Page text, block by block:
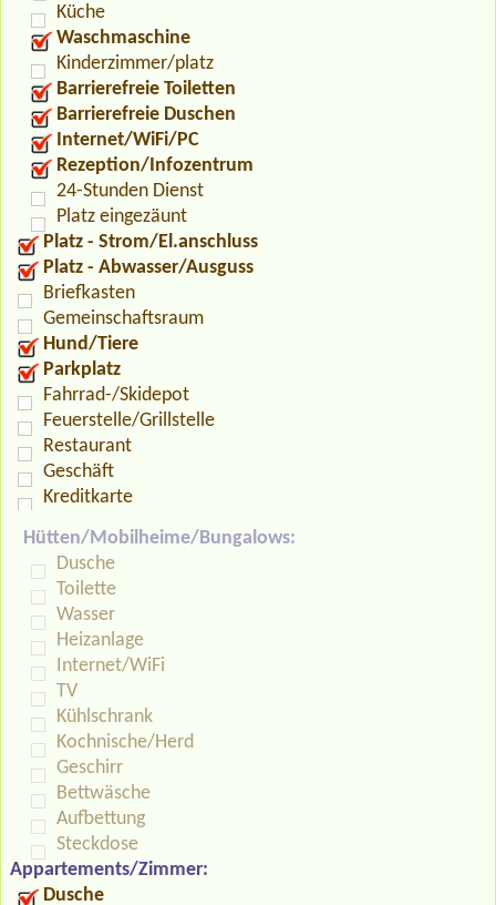
Küche
Waschmaschine
Kinderzimmer/platz
Barrierefreie Toiletten
Barrierefreie Duschen
Internet/WiFi/PC
Rezeption/Infozentrum
24-Stunden Dienst
Platz eingezäunt
Platz - Strom/El.anschluss
Platz - Abwasser/Ausguss
Briefkasten
Gemeinschaftsraum
Hund/Tiere
Parkplatz
Fahrrad-/Skidepot
Feuerstelle/Grillstelle
Restaurant
Geschäft
Kreditkarte
Hütten/Mobilheime/Bungalows:
Dusche
Toilette
Wasser
Heizanlage
Internet/WiFi
TV
Kühlschrank
Kochnische/Herd
Geschirr
Bettwäsche
Aufbettung
Steckdose
Appartements/Zimmer:
Dusche